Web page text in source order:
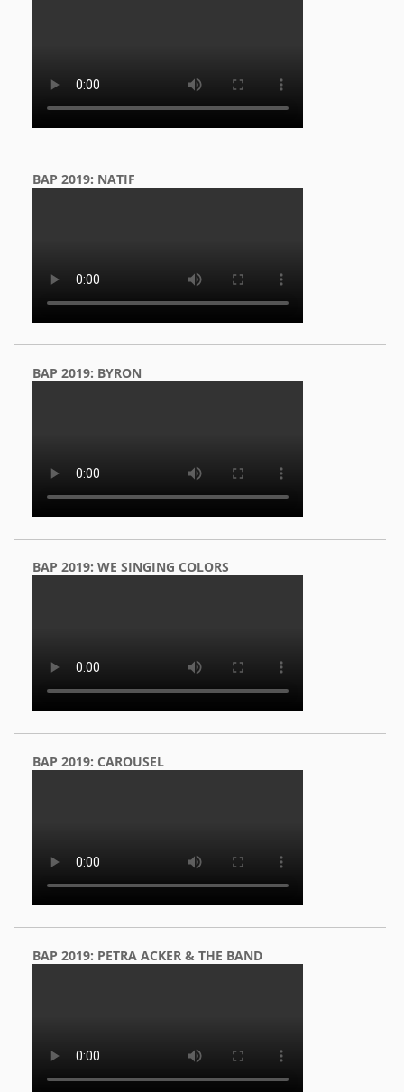
BAP 2019: NATIF
BAP 2019: BYRON
BAP 2019: WE SINGING COLORS
BAP 2019: CAROUSEL
BAP 2019: PETRA ACKER & THE BAND